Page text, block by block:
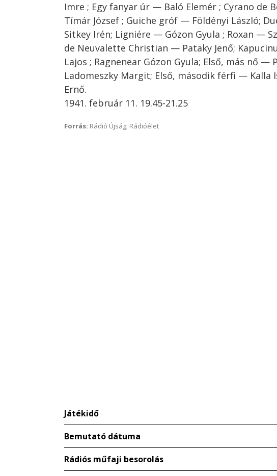
Imre ; Egy fanyar úr — Baló Elemér ; Cyrano de
Tímár József ; Guiche gróf — Földényi László;
Sitkey Irén; Ligniére — Gózon Gyula ; Roxan —
de Neuvalette Christian — Pataky Jenő;
Lajos ; Ragnenear Gózon Gyula; Első, más nő —
Ladomeszky Margit; Első, második férfi — Kalla
Ernő.
1941. február 11. 19.45-21.25
Forrás: Rádió Újság; Rádióélet
Játékidő
Bemutató dátuma
Rádiós műfaji besorolás